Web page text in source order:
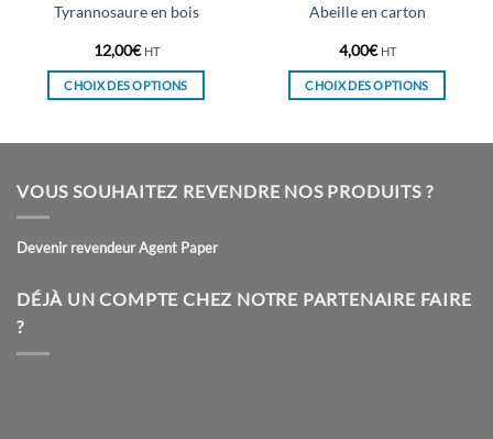
Tyrannosaure en bois
12,00€ HT
CHOIX DES OPTIONS
variations.
options
être
Abeille en carton
4,00€ HT
CHOIX DES OPTIONS
variations.
être
VOUS SOUHAITEZ REVENDRE NOS PRODUITS ?
Devenir revendeur Agent Paper
DÉJÀ UN COMPTE CHEZ NOTRE PARTENAIRE FAIRE
?